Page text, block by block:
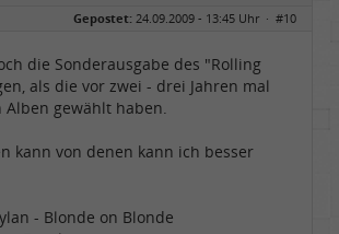
Gepostet: 24.09.2009 - 13:45 Uhr · #10
die Sonderausgabe des "Rolling
als die vor zwei - drei Jahren mal
Alben gewählt haben.
kann von denen kann ich besser
- Blonde on Blonde